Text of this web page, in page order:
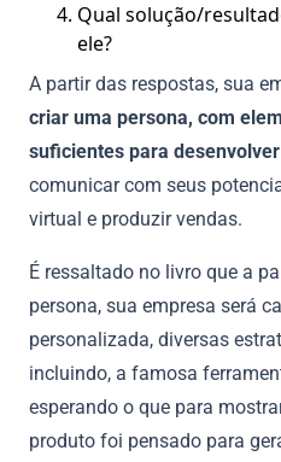
Qual solução/
ele?
A partir das respostas, sua
criar uma persona, com
suficientes para
comunicar com seus
virtual e produzir vendas.
É ressaltado no livro que a
persona, sua empresa será
personalizada, diversas
incluindo, a famosa
esperando o que para
produto foi pensado para